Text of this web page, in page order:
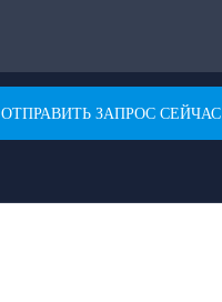
ОТПРАВИТЬ ЗАПРОС СЕЙЧАС